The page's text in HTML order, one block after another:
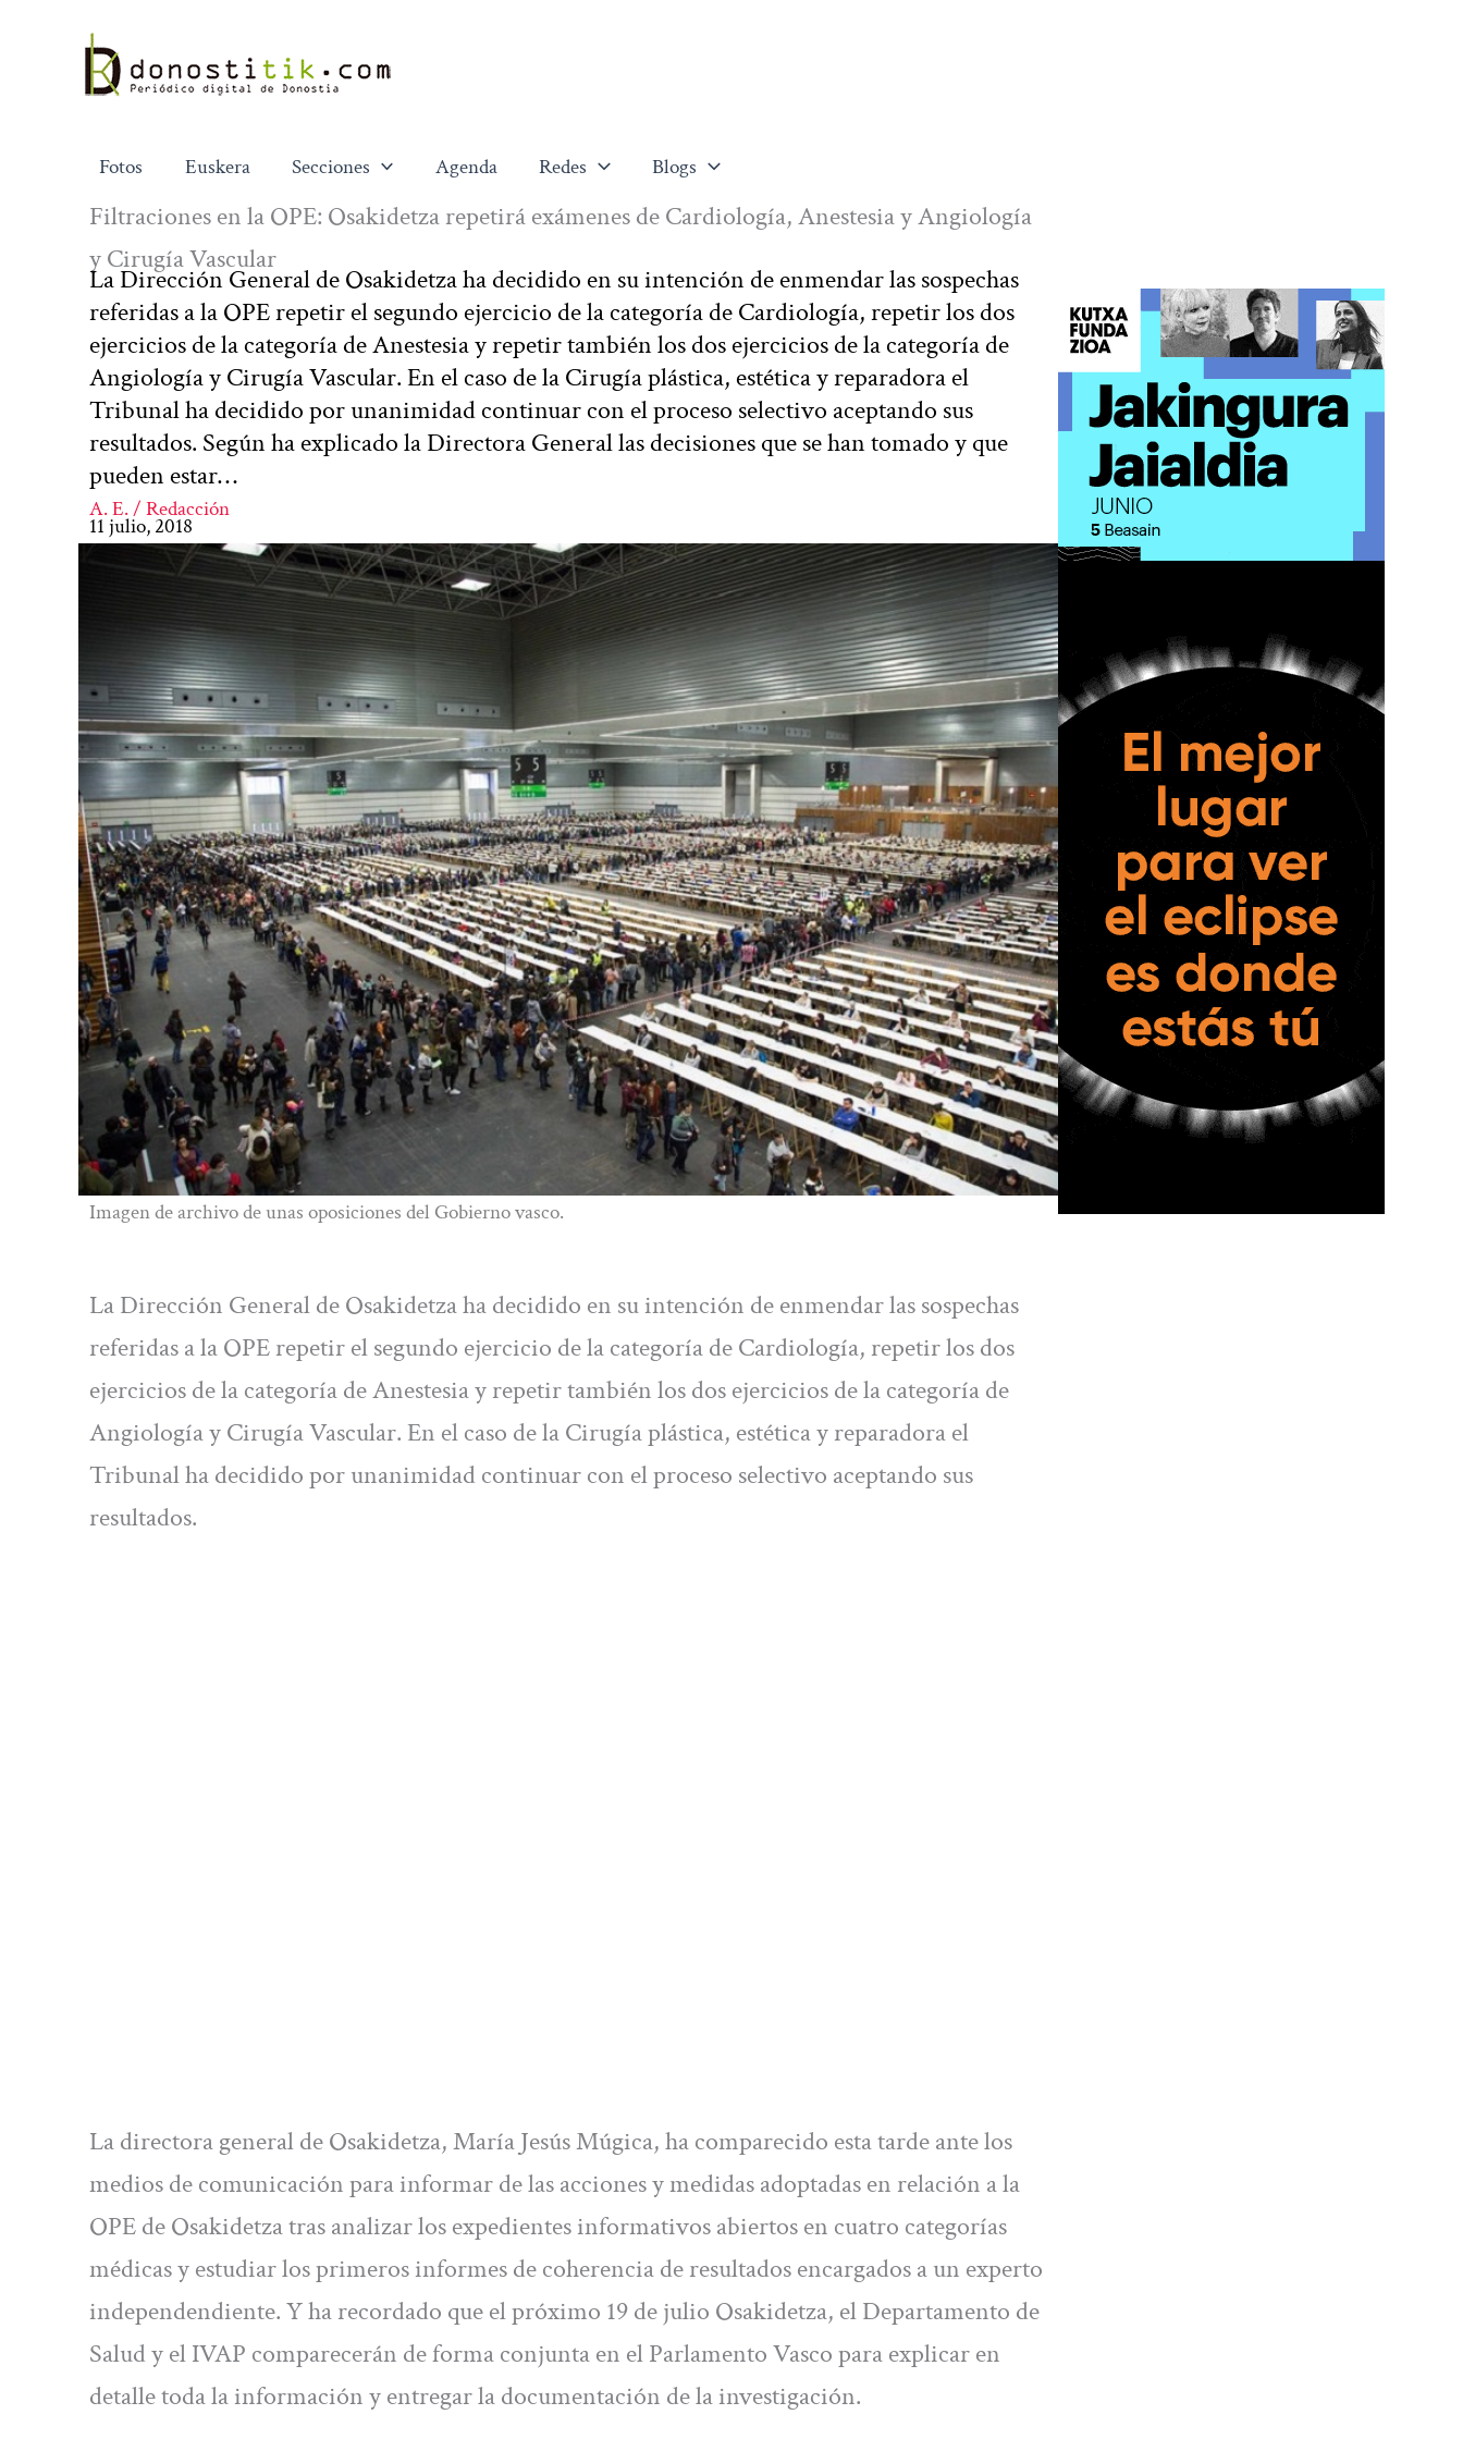
contenido
Fotos Euskera Secciones Agenda Redes Blogs
Filtraciones en la OPE: Osakidetza repetirá exámenes de Cardiología, Anestesia y Angiología
y Cirugía Vascular
La Dirección General de Osakidetza ha decidido en su intención de enmendar las sospechas
referidas a la OPE repetir el segundo ejercicio de la categoría de Cardiología, repetir los dos
ejercicios de la categoría de Anestesia y repetir también los dos ejercicios de la categoría de
Angiología y Cirugía Vascular. En el caso de la Cirugía plástica, estética y reparadora el
Tribunal ha decidido por unanimidad continuar con el proceso selectivo aceptando sus
resultados. Según ha explicado la Directora General las decisiones que se han tomado y que
pueden estar…
A. E. / Redacción
11 julio, 2018
Imagen de archivo de unas oposiciones del Gobierno vasco.
La Dirección General de Osakidetza ha decidido en su intención de enmendar las sospechas
referidas a la OPE repetir el segundo ejercicio de la categoría de Cardiología, repetir los dos
ejercicios de la categoría de Anestesia y repetir también los dos ejercicios de la categoría de
Angiología y Cirugía Vascular. En el caso de la Cirugía plástica, estética y reparadora el
Tribunal ha decidido por unanimidad continuar con el proceso selectivo aceptando sus
resultados.
La directora general de Osakidetza, María Jesús Múgica, ha comparecido esta tarde ante los
medios de comunicación para informar de las acciones y medidas adoptadas en relación a la
OPE de Osakidetza tras analizar los expedientes informativos abiertos en cuatro categorías
médicas y estudiar los primeros informes de coherencia de resultados encargados a un experto
independendiente. Y ha recordado que el próximo 19 de julio Osakidetza, el Departamento de
Salud y el IVAP comparecerán de forma conjunta en el Parlamento Vasco para explicar en
detalle toda la información y entregar la documentación de la investigación.